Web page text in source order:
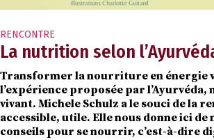
RENCONTRE
La nutrition selon
Transformer la nourriture en énergie
l’expérience proposée par l’Ayurvéda,
vivant. Michele Schulz a le souci de la
accessible, utile. Elle nous donne ici de
conseils pour se nourrir, c’est-à-dire